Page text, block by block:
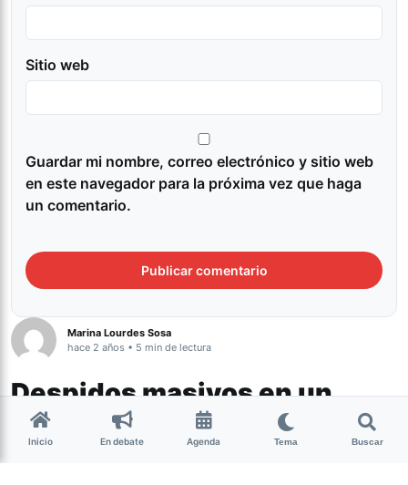
Sitio web
Guardar mi nombre, correo electrónico y sitio web
en este navegador para la próxima vez que haga
un comentario.
Marina Lourdes Sosa
hace 2 años • 5 min de lectura
Despidos masivos en un
marzo desolador
Inicio En debate Agenda Tema Buscar